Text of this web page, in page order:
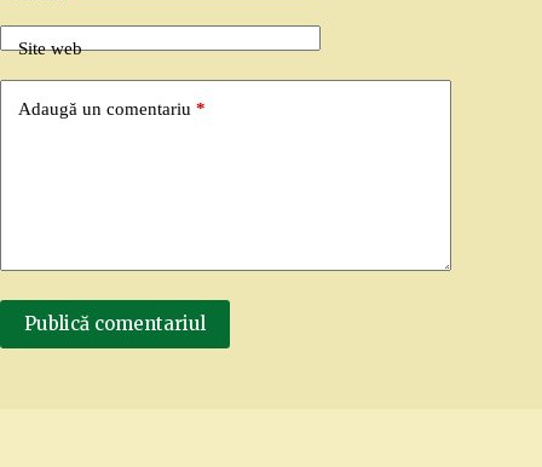
Site web
Adaugă un comentariu *
Publică comentariul